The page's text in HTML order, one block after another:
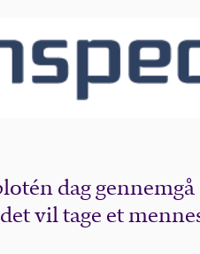
én dag gennemgå
vil tage et